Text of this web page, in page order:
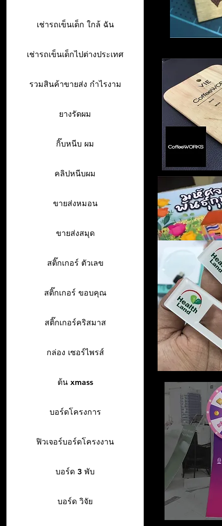
เช่ารถเข็นเด็ก ใกล้ ฉัน
เช่ารถเข็นเด็กไปต่างประเทศ
รวมสินค้าขายส่ง กำไรงาม
ยางรัดผม
กิ๊บหนีบ ผม
คลิปหนีบผม
ขายส่งหมอน
ขายส่งสมุด
สติ๊กเกอร์ ตัวเลข
สติ๊กเกอร์ ขอบคุณ
สติ๊กเกอร์คริสมาส
กล่อง เซอร์ไพรส์
ต้น xmass
บอร์ดโครงการ
ฟิวเจอร์บอร์ดโครงงาน
บอร์ด 3 พับ
บอร์ด วิจัย